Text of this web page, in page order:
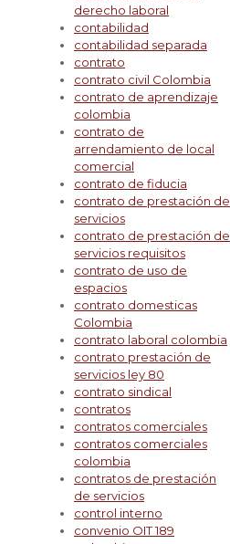
derecho laboral
contabilidad
contabilidad separada
contrato
contrato civil Colombia
contrato de aprendizaje
colombia
contrato de
arrendamiento de local
comercial
contrato de fiducia
contrato de prestación de
servicios
contrato de prestación de
servicios requisitos
contrato de uso de
espacios
contrato domesticas
Colombia
contrato laboral colombia
contrato prestación de
servicios ley 80
contrato sindical
contratos
contratos comerciales
contratos comerciales
colombia
contratos de prestación
de servicios
control interno
convenio OIT 189